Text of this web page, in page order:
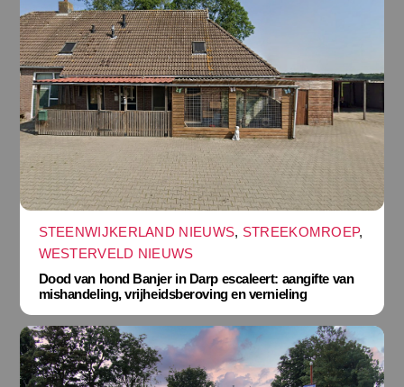
STEENWIJKERLAND NIEUWS, STREEKOMROEP,
WESTERVELD NIEUWS
Dood van hond Banjer in Darp escaleert: aangifte van
mishandeling, vrijheidsberoving en vernieling